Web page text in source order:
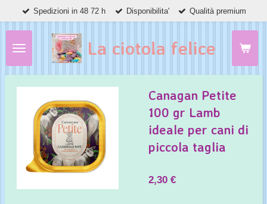
principale
La ciotola felice
Spedizioni in 48 72 h Disponibilita' Qualità premium
Canagan Petite
100 gr Lamb
ideale per cani di
piccola taglia
2,30 €